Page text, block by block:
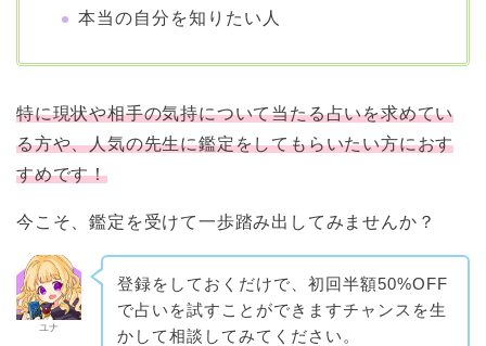
本当の自分を知りたい人
特に現状や相手の気持について当たる占いを求めてい
る方や、人気の先生に鑑定をしてもらいたい方におす
すめです！
今こそ、鑑定を受けて一歩踏み出してみませんか？
ユナ
登録をしておくだけで、初回半額50%OFF
で占いを試すことができますチャンスを生
かして相談してみてください。